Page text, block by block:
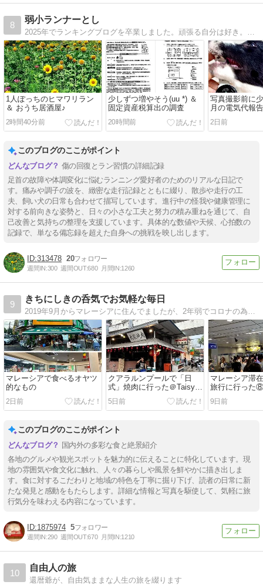
8
弱小ランナーとし
2025年でランキングブログを卒業しました。頑張る自分は好き。でも練習は嫌い(^^;そんな似非(？)ランナーが愛犬チョコ(♀)と一緒に走ります。大会よりも観光ランのために練習しています♪
1人ぽっちのヒマワリラン
＆ おうち居酒屋♪
2時間40分前
少しずつ増やそう(uu *) ＆
固定資産税算出の調査
20時間前
写真撮影前に
月の電気代報告
2日前
このブログのここがポイント
傷の回復とラン習慣の詳細記録
足首の故障や体調変化に悩むランニング愛好者のためのリアルな日記で
す。痛みや調子の波を、緻密な走行記録とともに綴り、散歩や走行の工
夫、飼い犬の日常も合わせて描写しています。進行中の怪我や健康管理に
対する前向きな姿勢と、日々の小さな工夫と努力の積み重ねを通じて、自
己改善と気持ちの整理を支援しています。具体的な数値や天候、心拍数の
記録で、単なる備忘録を超えた自身への挑戦を映し出します。
313478 20
週間IN:300 週間OUT:680 月間IN:1260
9
きちにしきの呑気でお気軽な毎日
2019年9月からマレーシアに住んでましたが、2年弱でコロナの為に帰国。コロナが落ち着いたら渡鳥みたいにマレーシアで越冬生活する予定。お気軽生活と、相棒とのちょこちょこ気まぐれ行き当たりばったり旅の記録です。浮草のように生きるのが目標(笑)
マレーシアで食べるオヤツ
的なもの
2日前
クアラルンプールで「日
式」焼肉に行った＠Taisyu
Yakiniku (Japanese BBQ)
5日前
マレーシア滞
旅行に行った⑧
9日前
このブログのここがポイント
国内外の多彩な食と絶景紹介
各地のグルメや観光スポットを魅力的に伝えることに特化しています。現
地の雰囲気や食文化に触れ、人々の暮らしや風景を鮮やかに描き出しま
す。食に対するこだわりと地域の特色を丁寧に掘り下げ、読者の日常に新
たな発見と感動をもたらします。詳細な情報と写真を駆使して、気軽に旅
行気分を味わえる内容になっています。
1875974 5
週間IN:290 週間OUT:670 月間IN:1210
10
自由人の旅
還暦爺が、自由気ままな人生の旅を綴ります